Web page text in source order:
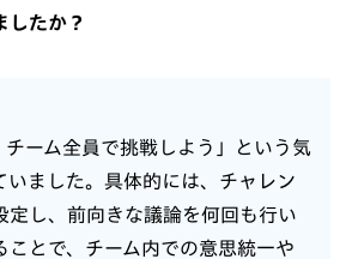
したか？
チーム全員で挑戦しよう」という気
いました。具体的には、チャレン
定し、前向きな議論を何回も行い
ことで、チーム内での意思統一や